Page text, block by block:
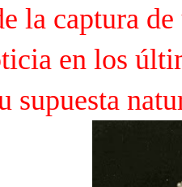
la captura
en los
supuesta